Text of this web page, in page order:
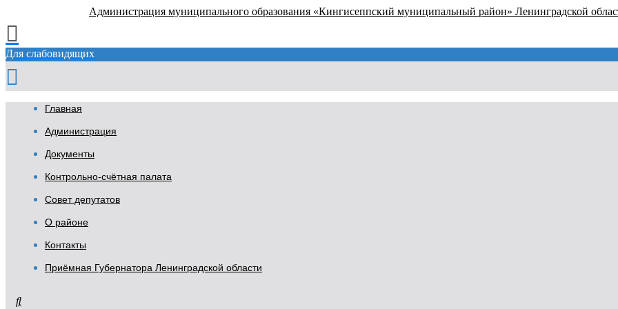
Администрация муниципального образования «Кингисеппский муниципальный район» Ленинградской
Для слабовидящих
Главная
Администрация
Документы
Контрольно-счётная палата
Совет депутатов
О районе
Контакты
Приёмная Губернатора Ленинградской области